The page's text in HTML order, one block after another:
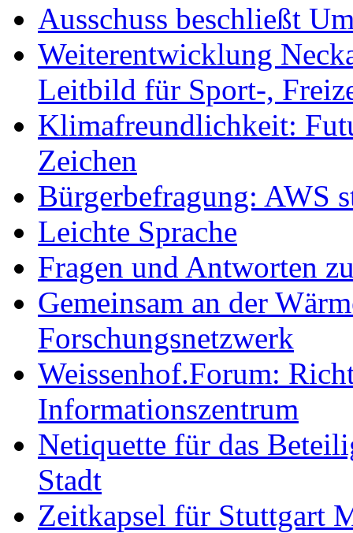
Ausschuss beschließt
Weiterentwicklung
Leitbild für Sport-,
Klimafreundlichkeit:
Zeichen
Bürgerbefragung: AWS
Leichte Sprache
Fragen und Antworten
Gemeinsam an der
Forschungsnetzwerk
Weissenhof.Forum:
Informationszentrum
Netiquette für das
Stadt
Zeitkapsel für Stuttgart